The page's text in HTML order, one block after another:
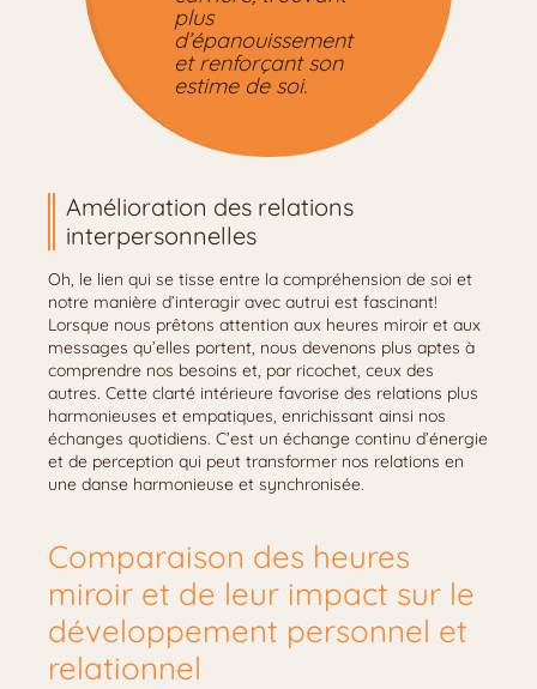
plus
d’épanouissement
et renforçant son
estime de soi.
Amélioration des relations
interpersonnelles
Oh, le lien qui se tisse entre la compréhension de soi et
notre manière d’interagir avec autrui est fascinant!
Lorsque nous prêtons attention aux heures miroir et aux
messages qu’elles portent, nous devenons plus aptes à
comprendre nos besoins et, par ricochet, ceux des
autres. Cette clarté intérieure favorise des relations plus
harmonieuses et empatiques, enrichissant ainsi nos
échanges quotidiens. C’est un échange continu d’énergie
et de perception qui peut transformer nos relations en
une danse harmonieuse et synchronisée.
Comparaison des heures
miroir et de leur impact sur le
développement personnel et
relationnel